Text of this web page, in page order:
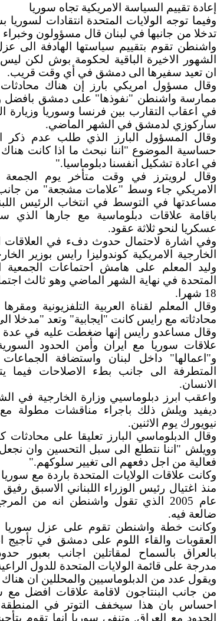
إعادة تقييم السياسة الامريكية تجاه سوريا
وفيما توجه الولايات المتحدة انتقادات لسوريا
تدخلا من جانبها في لبنان قال مسؤولون وخبراء
واشنطن تقوم بتقييم سياستها الهادفة الى
الشهور الاخيرة الباقية لحكومة بوش لكن
ان تعيد سفيرها الى دمشق في أي وقت قريب.
وقال مسؤول امريكي بارز إن هناك
ممارسة واشنطن "نفوذها" على دمشق بافضل
في اعقاب التقارب بين فرنسا وسوريا وزيارة
ساركوزي لدمشق في الشهر الماضي.
وقال المسؤول البارز الذي طلب عدم
حساسية الموضوع "اننا نبحث ما اذا كانت هناك
في اعادة تشكيل انفسنا دبلوماسيا."
وقال لرويترز في وقت متأخر يوم الجمعة
الامريكي جاء وسط "علامات مشجعة" من
مساعدتها في التوسط في انتخاب الرئيس
باقامة علاقات دبلوماسية مع جارها الذي
عسكريا لنحو ثلاثة عقود.
وفي اشارة لاحتمال حدوث دفء في العلاقات
الخارجية الامريكية كوندوليزا رايس بوزير
وليد المعلم على هامش احتماعات الجمعية
المتحدة في نهاية الشهر الماضي وهو ثالث
18 شهرا.
وقال المعلم لقناة العربية التلفزيونية
محادثاته مع رايس كانت "ايجابية" وتعد "مدخلا
وقال مساعدو رايس إنها ضغطت عليه في عدة
علاقات سوريا مع ايران وأمن الحدود
و"اعمالها" داخل لبنان واستضافة الجماعات
المتطرفة الى جانب بطء الاصلاحات فيما
الانسان.
واعقب ابرز دبلوماسيي وزارة الخارجية في
ديفيد ويلش ذلك باجراء مناقشات مطولة
نيويورك يوم الاثنين.
وقال الدبلوماسي البارز تعليقا على
وويلش "اننا نتطلع الى سبل التحسين وان نجعل
فعالية من اجل دفعهم الى تغيير سلوكهم."
وكانت علاقات الولايات المتحدة باردة مع
منذ اغتيال رئيس الوزراء اللبناني الاسبق
عام 2005 الذي تقول واشنطن انه من
ضالعة فيه.
وكانت خطة واشنطن تقوم على عزل سوريا
العقوبات والقاء اللوم على دمشق في تأجيج
بالعراق بالسماح لمقاتلين اجانب بعبور
مدرجة على قائمة الولايات المتحدة للدول
ويقول عدد من الدبلوماسيين والمحللين ان
من جانب البنتاجون لاقامة علاقات افضل مع
احساس بان هذا سيخفف التوتر في
الحدود مع العراق. وتنفي سوريا انها تقوم